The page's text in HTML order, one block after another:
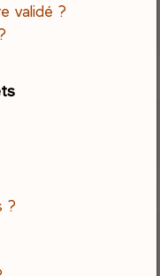
validé ?
?